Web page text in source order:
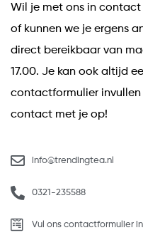
Wil je met ons in
of kunnen we je ergens
direct bereikbaar van
17.00. Je kan ook altijd
contactformulier invullen
contact met je op!
info@trendingtea.nl
0321-235588
Vul ons contactformulier in